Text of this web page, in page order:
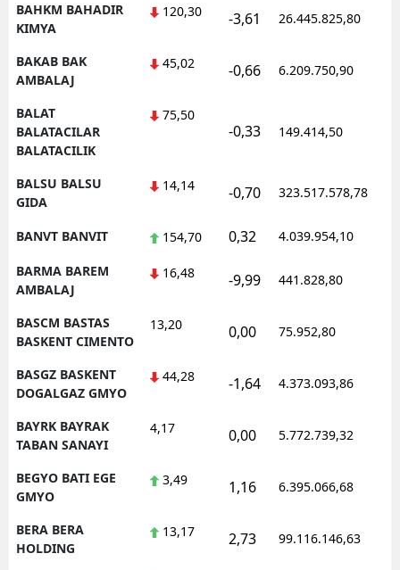
BAHKM BAHADIR
KIMYA
120,30 -3,61 26.445.825,80
BAKAB BAK
AMBALAJ
45,02 -0,66 6.209.750,90
BALAT
BALATACILAR
BALATACILIK
75,50
-0,33 149.414,50
BALSU BALSU
GIDA
14,14 -0,70 323.517.578,78
BANVT BANVIT 154,70 0,32 4.039.954,10
BARMA BAREM
AMBALAJ
16,48 -9,99 441.828,80
BASCM BASTAS
BASKENT CIMENTO
13,20 0,00 75.952,80
BASGZ BASKENT
DOGALGAZ GMYO
44,28 -1,64 4.373.093,86
BAYRK BAYRAK
TABAN SANAYI
4,17 0,00 5.772.739,32
BEGYO BATI EGE
GMYO
3,49 1,16 6.395.066,68
BERA BERA
HOLDING
13,17 2,73 99.116.146,63